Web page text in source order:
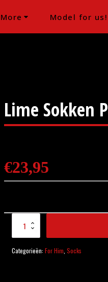
Model for us!
Lime Sokken
€23,95
Lime Sokken Paw
aantal
Categorieën: For Him Socks